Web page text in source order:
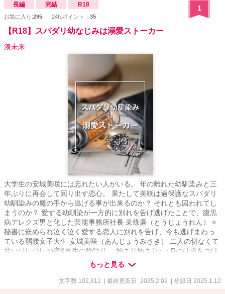
長編 完結 R18
お気に入り:295 24h.ポイント： 35
1
【R18】スパダリ幼なじみは溺愛ストーカー
湊未来
大学生の安城美咲には忘れたい人がいる。 年の離れた幼馴染みと三
年ぶりに再会して回り出す恋心。 果たして美咲は過保護なスパダリ
幼馴染みの魔の手から逃げる事が出来るのか？ それとも囚われてし
まうのか？ 愛する幼馴染が一方的に別れを告げ逃げたことで、腹黒
病デレクズ男と化した芸能事務所社長 東條廉（とうじょうれん） ×
秘書に嵌められ泣く泣く愛する恋人に別れを告げ、今も逃げまわっ
ている弱腰女子大生 安城美咲（あんじょうみさき） 二人の切なくて
甘いジレジレの恋&再生の物語り。 始まり始まり♪ ・Rには※をつけ
ます。 ・同意のないR描写があります。苦手な方はご自衛ください
ませ。（両片思いに伴うすれ違いのため） ※数年前に書いた作品を
大幅に見直し、改稿したものになります。 いくつかエピソードも追
もっと見る
文字数 102,811 | 最終更新日 2025.2.02 | 登録日 2025.1.12